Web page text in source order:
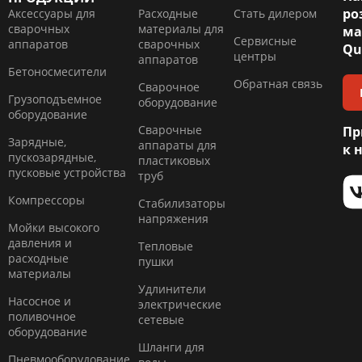
Аксессуары для
сварочных
аппаратов
Бетоносмесители
Грузоподъемное
оборудование
Зарядные,
пускозарядные,
пусковые устройства
Компресcоры
Мойки высокого
давления и
расходные
материалы
Насосное и
поливочное
оборудование
Расходные
материалы для
сварочных
аппаратов
Сварочное
оборудование
Сварочные
аппараты для
пластиковых
труб
Стабилизаторы
напряжения
Тепловые
пушки
Удлинители
электрические
сетевые
Шланги для
Стать дилером
Сервисные
центры
Обратная связь
к